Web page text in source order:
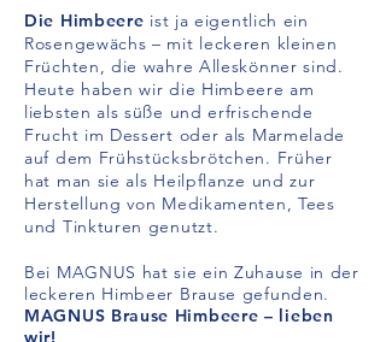
Die Himbeere ist ja eigentlich ein
Rosengewächs – mit leckeren kleinen
Früchten, die wahre Alleskönner sind.
Heute haben wir die Himbeere am
liebsten als süße und erfrischende
Frucht im Dessert oder als Marmelade
auf dem Frühstücksbrötchen. Früher
hat man sie als Heilpflanze und zur
Herstellung von Medikamenten, Tees
und Tinkturen genutzt.
Bei MAGNUS hat sie ein Zuhause in der
leckeren Himbeer Brause gefunden.
MAGNUS Brause Himbeere – lieben
wir!